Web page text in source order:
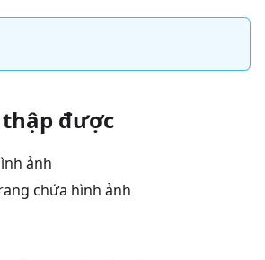
được
ảnh
chứa hình ảnh